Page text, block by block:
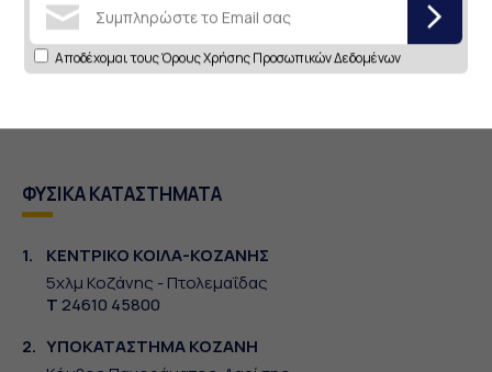
Αποδέχομαι τουςΌρους Χρήσης Προσωπικών Δεδομένων
Αποδέχομαι τους
Όρους Χρήσης Προσωπικών
Δεδομένων
ΦΥΣΙΚΑ ΚΑΤΑΣΤΗΜΑΤΑ
1.
ΚΕΝΤΡΙΚΟ ΚΟΙΛΑ-ΚΟΖΑΝΗΣ
5χλμ Κοζάνης - Πτολεμαΐδας
Τ24610 45800
2. ΥΠΟΚΑΤΑΣΤΗΜΑ ΚΟΖΑΝΗ